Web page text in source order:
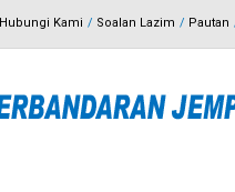
Hubungi Kami Soalan Lazim Pautan